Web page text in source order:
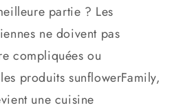
partie ? Les
ne doivent pas
compliquées ou
produits sunflowerFamily,
une cuisine